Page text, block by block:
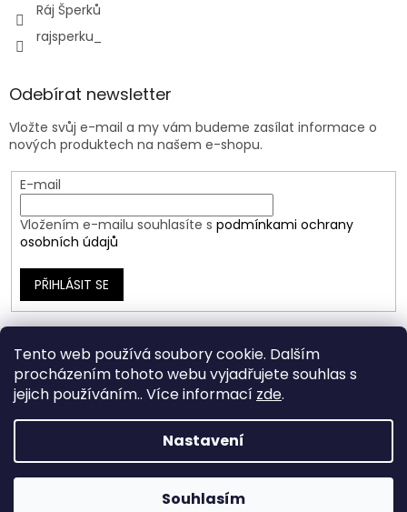
Tento web používá soubory cookie. Dalším
procházením tohoto webu vyjadřujete souhlas s
jejich používáním.. Více informací zde.
Nastavení
Souhlasím
Ráj Šperků
rajsperku_
Odebírat newsletter
Vložte svůj e-mail a my vám budeme zasílat informace o
nových produktech na našem e-shopu.
E-mail
Vložením e-mailu souhlasíte s podmínkami ochrany
osobních údajů
PŘIHLÁSIT SE
Vytvořil Shoptet
Ráj Šperků. Všechna práva vyhrazena.